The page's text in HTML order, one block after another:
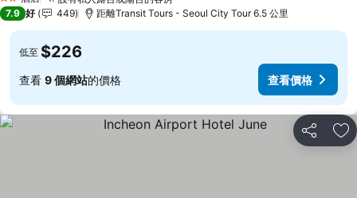
2 星級
7.9 好 449 距離Transit Tours - Seoul City Tour 6.5 公里
低至 $226
查看 9 個網站的價格 查看價格
分享 放